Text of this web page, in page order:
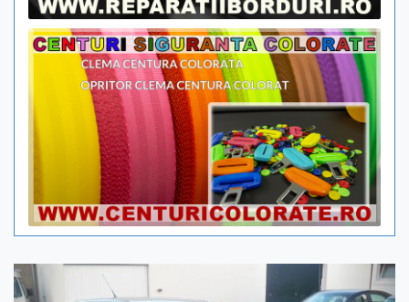
Previous Next